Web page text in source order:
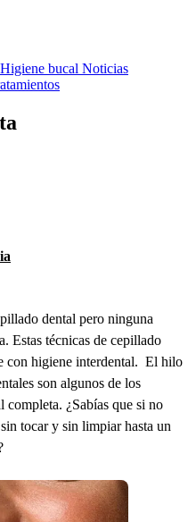
Higiene bucal Noticias
dental pero ninguna
Estas técnicas de cepillado
con higiene interdental. El hilo
son algunos de los
completa. ¿Sabías que si no
tocar y sin limpiar hasta un